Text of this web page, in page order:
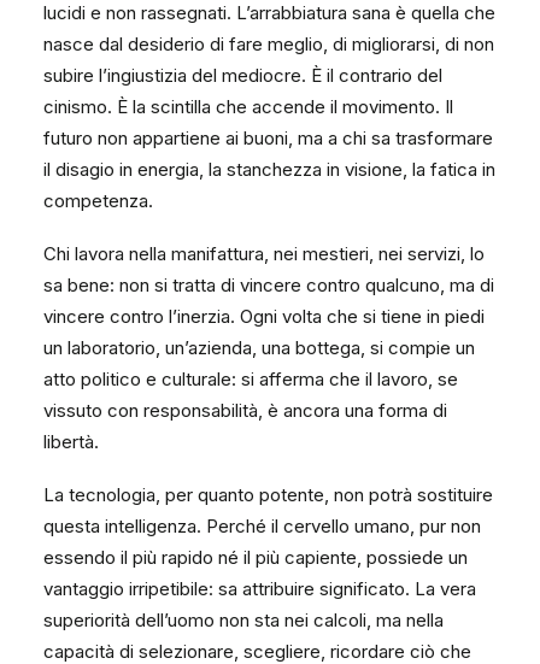
lucidi e non rassegnati. L’arrabbiatura sana è quella che
nasce dal desiderio di fare meglio, di migliorarsi, di non
subire l’ingiustizia del mediocre. È il contrario del
cinismo. È la scintilla che accende il movimento. Il
futuro non appartiene ai buoni, ma a chi sa trasformare
il disagio in energia, la stanchezza in visione, la fatica in
competenza.
Chi lavora nella manifattura, nei mestieri, nei servizi, lo
sa bene: non si tratta di vincere contro qualcuno, ma di
vincere contro l’inerzia. Ogni volta che si tiene in piedi
un laboratorio, un’azienda, una bottega, si compie un
atto politico e culturale: si afferma che il lavoro, se
vissuto con responsabilità, è ancora una forma di
libertà.
La tecnologia, per quanto potente, non potrà sostituire
questa intelligenza. Perché il cervello umano, pur non
essendo il più rapido né il più capiente, possiede un
vantaggio irripetibile: sa attribuire significato. La vera
superiorità dell’uomo non sta nei calcoli, ma nella
capacità di selezionare, scegliere, ricordare ciò che